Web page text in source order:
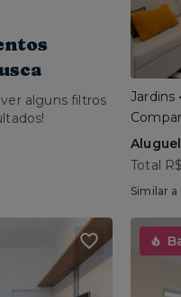
alguns filtros
Jardins
Total
Similar a